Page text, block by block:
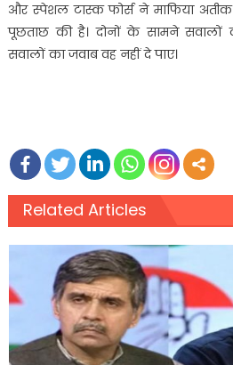
और स्पेशल टास्क फोर्स ने माफिया
पूछताछ की है। दोनों के सामने सवालों
सवालों का जवाब वह नहीं दे पाए।
Related Articles